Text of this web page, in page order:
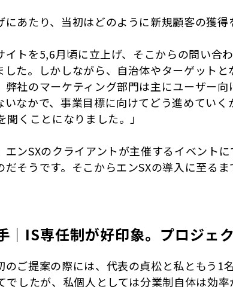
あたり、当初はどのように新規顧客の獲得
イトを5,6月頃に立上げ、そこからの問い合
した。しかしながら、自治体やターゲット
弊社のマーケティング部門は主にユーザー
いなかで、事業目標に向けてどう進めてい
聞くことになりました。」
エンSXのクライアントが主催するイベント
そうです。そこからエンSXの導入に至る
IS専任制が好印象。プロジェ
のご提案の際には、代表の貞松と私ともう1
でしたが、私個人としては分業制自体は効